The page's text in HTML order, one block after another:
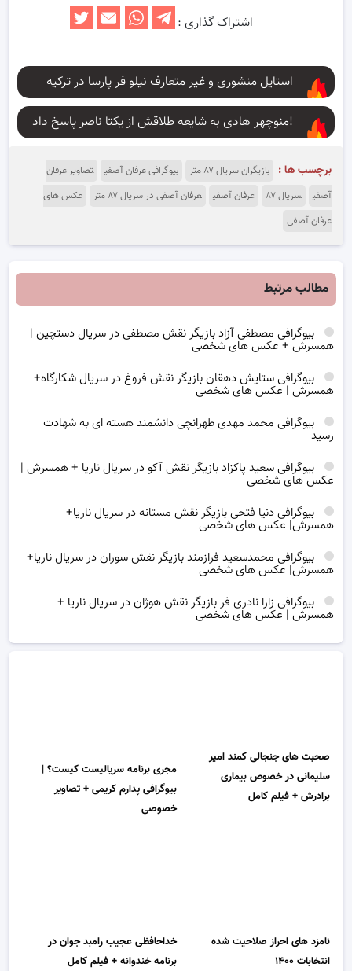
اشتراک گذاری :
استایل منشوری و غیر متعارف نیلو فر پارسا در ترکیه
منوچهر هادی به شایعه طلاقش از یکتا ناصر پاسخ داد!
برچسب ها : بازیگران سریال ۸۷ متر بیوگرافی عرفان آصفی
تصاویر عرفان
آصفی
سریال ۸۷ عرفان آصفی عرفان آصفی در سریال ۸۷ متر
عکس های
عرفان آصفی
مطالب مرتبط
بیوگرافی مصطفی آزاد بازیگر نقش مصطفی در سریال دستچین |
همسرش + عکس های شخصی
بیوگرافی ستایش دهقان بازیگر نقش فروغ در سریال شکارگاه+
همسرش | عکس های شخصی
بیوگرافی محمد مهدی طهرانچی دانشمند هسته ای به شهادت
رسید
بیوگرافی سعید پاکزاد بازیگر نقش آکو در سریال ناریا + همسرش |
عکس های شخصی
بیوگرافی دنیا فتحی بازیگر نقش مستانه در سریال ناریا+
همسرش| عکس های شخصی
بیوگرافی محمدسعید فرازمند بازیگر نقش سوران در سریال ناریا+
همسرش| عکس های شخصی
بیوگرافی زارا نادری فر بازیگر نقش هوژان در سریال ناریا +
همسرش | عکس های شخصی
صحبت های جنجالی کمند امیر
سلیمانی در خصوص بیماری
برادرش + فیلم کامل
مجری برنامه سریالیست کیست؟ |
بیوگرافی پدارم کریمی + تصاویر
خصوصی
نامزد های احراز صلاحیت شده
انتخابات ۱۴۰۰
خداحافظی عجیب رامبد جوان در
برنامه خندوانه + فیلم کامل